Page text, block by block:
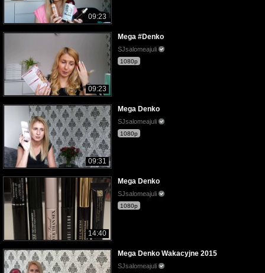
09:23
09:23
Mega #Denko
SJsalomeajuli
1080p
09:31
Mega Denko
SJsalomeajuli
1080p
14:40
Mega Denko
SJsalomeajuli
1080p
Mega Denko Wakacyjne 2015
SJsalomeajuli